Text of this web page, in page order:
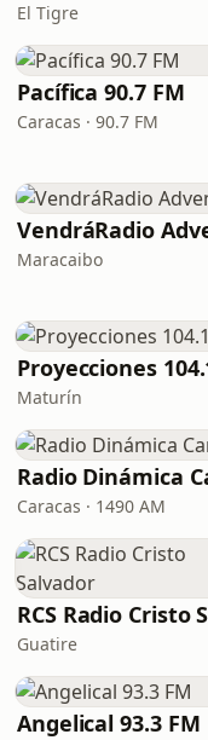
El Tigre
Pacífica 90.7 FM
Caracas · 90.7 FM
Maracaibo
Maturín
Caracas · 1490 AM
Guatire
Angelical 93.3 FM